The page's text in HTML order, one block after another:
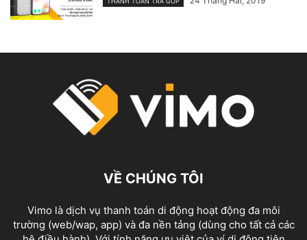
VỀ CHÚNG TÔI
Vimo là dịch vụ thanh toán di động hoạt động đa môi
trường (web/wap, app) và đa nền tảng (dùng cho tất cả các